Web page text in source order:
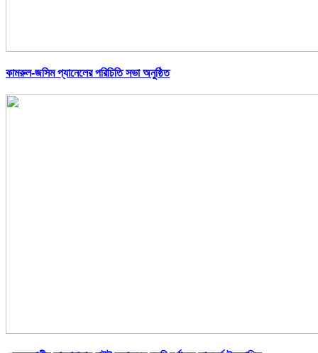
কামরুল-জসিম প্যানেলের পরিচিতি সভা অনুষ্ঠিত